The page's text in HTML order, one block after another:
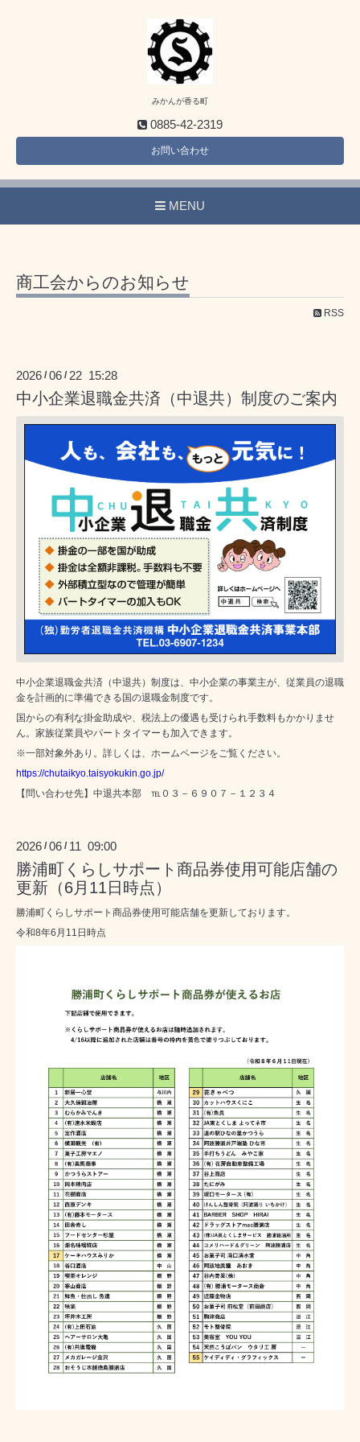
みかんが香る町
0885-42-2319
お問い合わせ
MENU
商工会からのお知らせ
RSS
2026 /06 / 22 15:28
中小企業退職金共済（中退共）制度のご案内
中小企業退職金共済（中退共）制度は、中小企業の事業主が、従業員の退職
金を計画的に準備できる国の退職金制度です。
国からの有利な掛金助成や、税法上の優遇も受けられ手数料もかかりませ
ん。家族従業員やパートタイマーも加入できます。
※一部対象外あり。詳しくは、ホームページをご覧ください。
https://chutaikyo.taisyokukin.go.jp/
【問い合わせ先】中退共本部 ℡０３－６９０７－１２３４
2026 /06 / 11 09:00
勝浦町くらしサポート商品券使用可能店舗の
更新（6月11日時点）
勝浦町くらしサポート商品券使用可能店舗を更新しております。
令和8年6月11日時点